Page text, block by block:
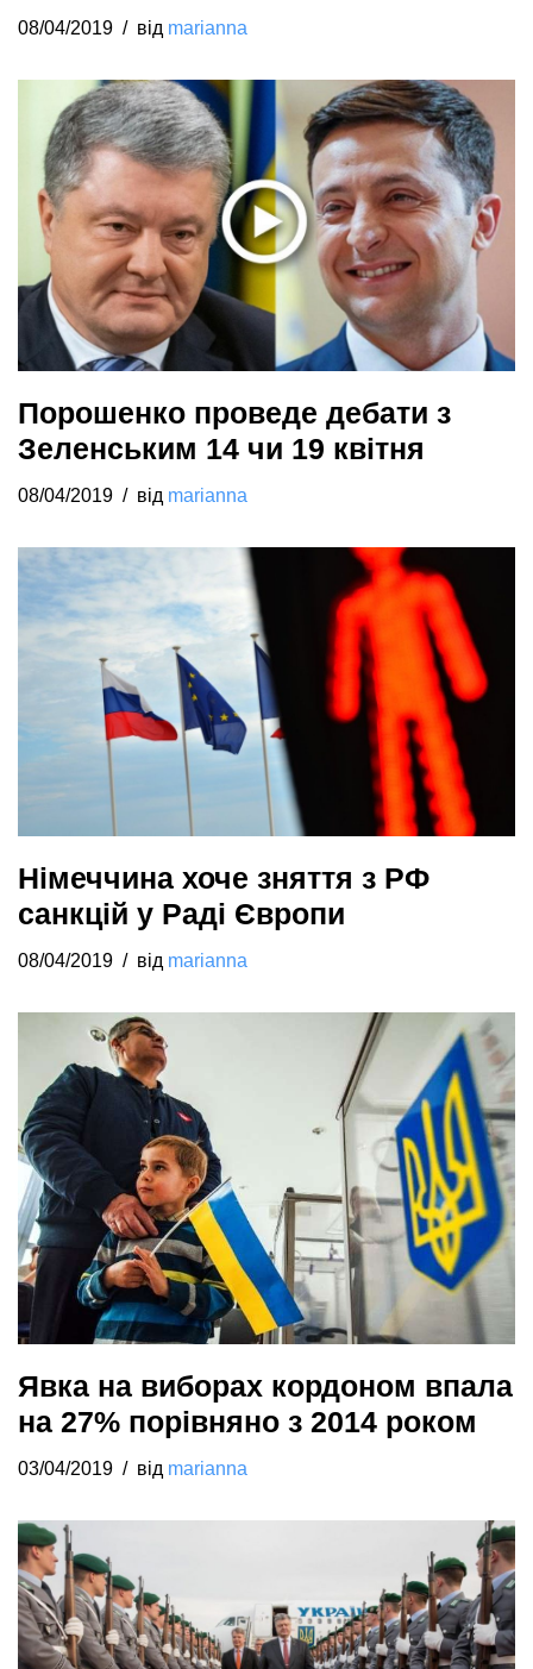
08/04/2019 від marianna
Порошенко проведе дебати з
Зеленським 14 чи 19 квітня
08/04/2019 від marianna
Німеччина хоче зняття з РФ
санкцій у Раді Європи
08/04/2019 від marianna
Явка на виборах кордоном впала
на 27% порівняно з 2014 роком
03/04/2019 від marianna